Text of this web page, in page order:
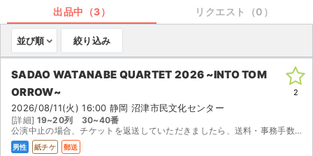
チケットのリクエスト一覧
取扱チケット
ライブ・コンサート（国内）
ライブ・コンサート（海外）
イベント
出品中（3） リクエスト（0）
並び順 絞り込み
SADAO WATANABE QUARTET 2026 ~INTO TOM
ORROW~
2026/08/11(火) 16:00 静岡 沼津市民文化センター
[詳細] 19~20列 30~40番
公演中止の場合、チケットを返送していただきましたら、送料・事務手数料を除いた金額を返金いたします。
男性 紙チケ 郵送
2